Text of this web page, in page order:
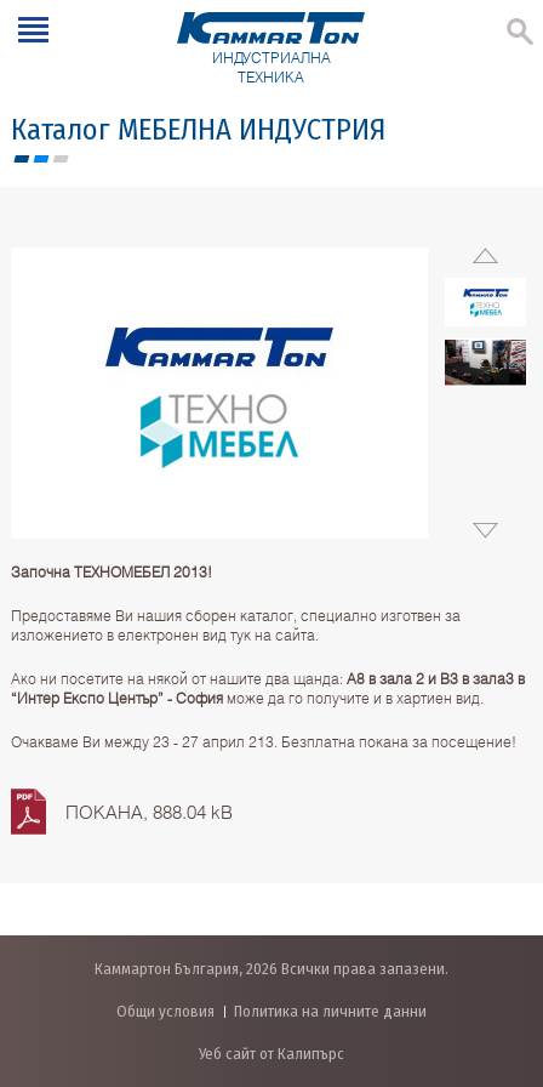
ИНДУСТРИАЛНА
ТЕХНИКА
Каталог МЕБЕЛНА ИНДУСТРИЯ
Започна ТЕХНОМЕБЕЛ 2013!
Предоставяме Ви нашия сборен каталог, специално изготвен за
изложението в електронен вид тук на сайта.
Aко ни посетите на някой от нашите два щанда: А8 в зала 2 и В3 в зала3 в
“Интер Експо Център” - Софияможе да го получите и в хартиен вид.
Очакваме Ви между 23 - 27 април 213. Безплатна покана за посещение!
ПОКАНА, 888.04 kB
Каммартон България, 2026 Всички права запазени.
Общи условия Политика на личните данни
Уеб сайт от Калипърс